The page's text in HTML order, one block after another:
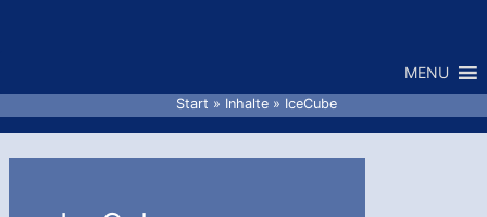
MENU
Start Inhalte IceCube